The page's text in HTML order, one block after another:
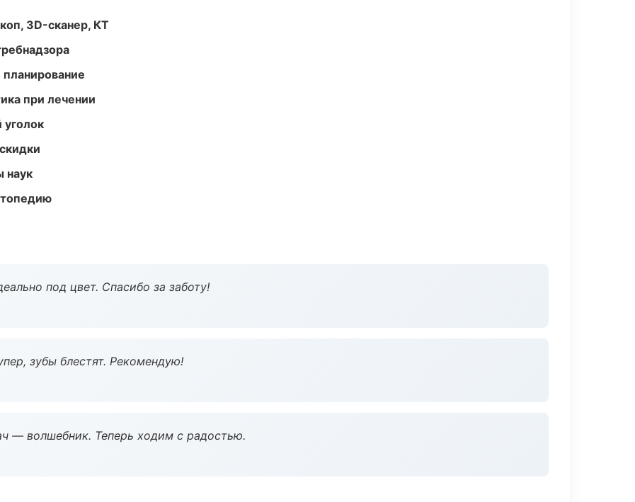
3D-сканер, КТ
при лечении
наук
под цвет. Спасибо за заботу!
зубы блестят. Рекомендую!
— волшебник. Теперь ходим с радостью.